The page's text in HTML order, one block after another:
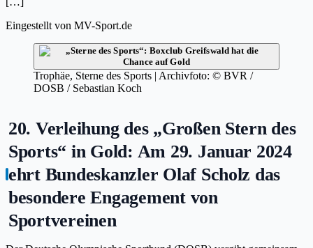
Eingestellt von MV-Sport.de
Trophäe, Sterne des Sports | Archivfoto: © BVR /
DOSB / Sebastian Koch
20. Verleihung des „Großen Stern des
Sports“ in Gold: Am 29. Januar 2024
ehrt Bundeskanzler Olaf Scholz das
besondere Engagement von
Sportvereinen